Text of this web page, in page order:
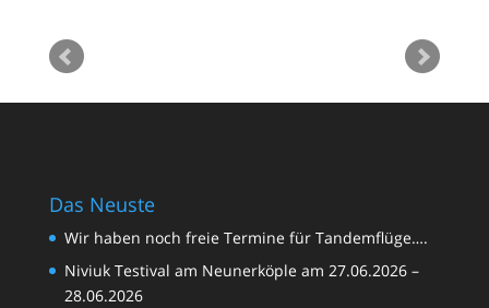
Das Neuste
Wir haben noch freie Termine für Tandemflüge….
Niviuk Testival am Neunerköple am 27.06.2026 –
28.06.2026